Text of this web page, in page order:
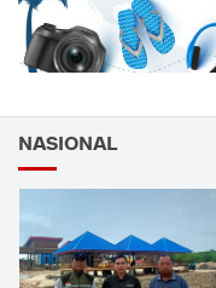
NASIONAL